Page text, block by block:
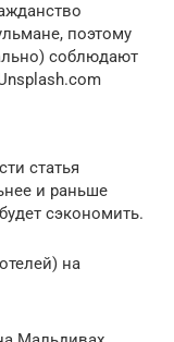
поэтому
соблюдают
статья
и раньше
сэкономить.
на